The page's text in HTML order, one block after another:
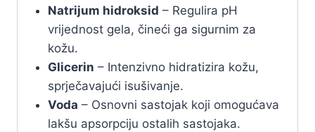
Natrijum hidroksid – Regulira pH
vrijednost gela, čineći ga sigurnim za
kožu.
Glicerin – Intenzivno hidratizira kožu,
sprječavajući isušivanje.
Voda – Osnovni sastojak koji omogućava
lakšu apsorpciju ostalih sastojaka.